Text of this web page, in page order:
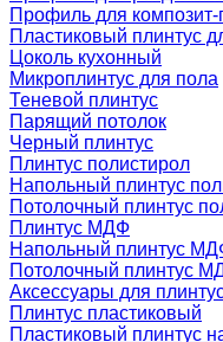
Профиль для
Пластиковый плинтус
Цоколь кухонный
Микроплинтус для пола
Теневой плинтус
Парящий потолок
Черный плинтус
Плинтус полистирол
Напольный плинтус
Потолочный плинтус
Плинтус МДФ
Напольный плинтус
Потолочный плинтус
Аксессуары для
Плинтус пластиковый
Пластиковый плинтус